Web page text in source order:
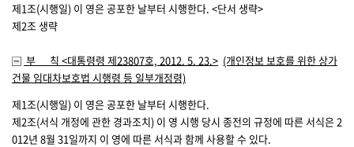
제1조(시행일) 이 영은 공포한 날부터 시행한다. <단서 생략>
제2조생략
부 칙 <대통령령 제23807호, 2012. 5. 23.> (개인정보 보호를 위한 상가
건물 임대차보호법 시행령 등 일부개정령)
제1조(시행일) 이 영은 공포한 날부터 시행한다.
제2조(서식 개정에 관한 경과조치) 이 영 시행 당시 종전의 규정에 따른 서식은 2
012년 8월 31일까지 이 영에 따른 서식과 함께 사용할 수 있다.